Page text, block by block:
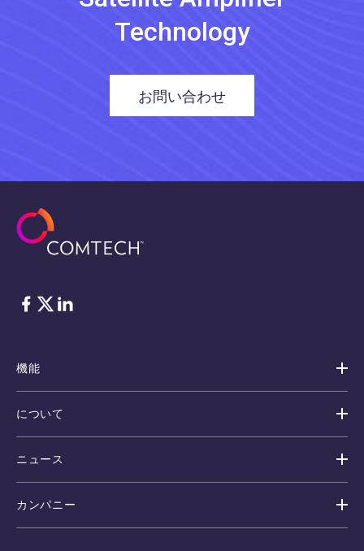
Technology
お問い合わせ
フェイスブック Twitter
リンクトイン
機能
について
ニュース
カンパニー